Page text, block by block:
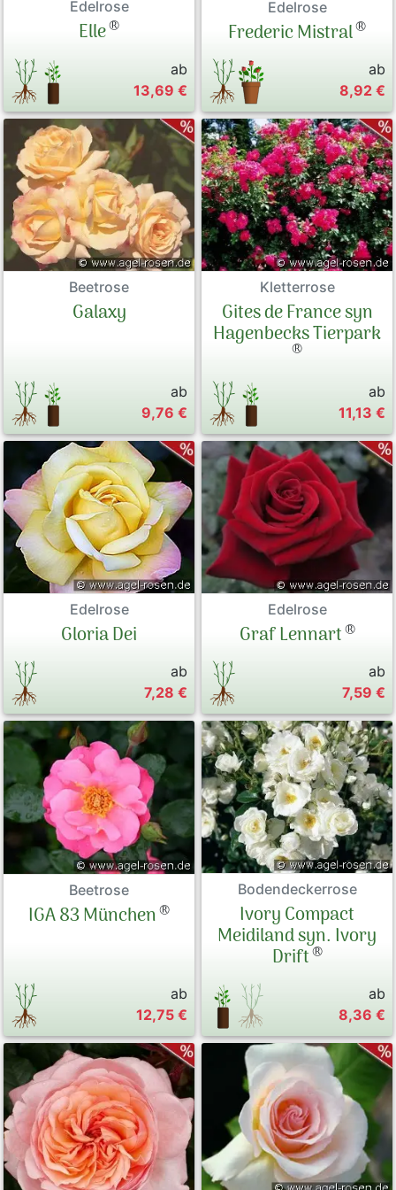
Edelrose
Elle®
ab
13,69 €
Edelrose
Frederic Mistral®
ab
8,92 €
Beetrose
Galaxy
ab
9,76 €
Kletterrose
Gites de France syn
Hagenbecks Tierpark
®
ab
11,13 €
Edelrose
Gloria Dei
ab
7,28 €
Edelrose
Graf Lennart®
ab
7,59 €
Beetrose
IGA 83 München®
ab
12,75 €
Bodendeckerrose
Ivory Compact
Meidiland syn. Ivory
Drift®
ab
8,36 €